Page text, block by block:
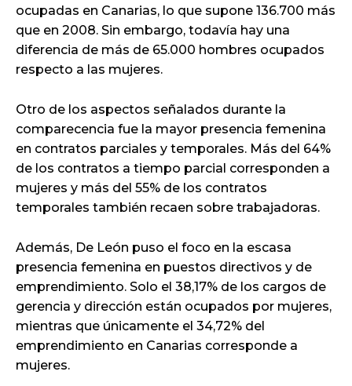
ocupadas en Canarias, lo que supone 136.700 más
que en 2008. Sin embargo, todavía hay una
diferencia de más de 65.000 hombres ocupados
respecto a las mujeres.
Otro de los aspectos señalados durante la
comparecencia fue la mayor presencia femenina
en contratos parciales y temporales. Más del 64%
de los contratos a tiempo parcial corresponden a
mujeres y más del 55% de los contratos
temporales también recaen sobre trabajadoras.
Además, De León puso el foco en la escasa
presencia femenina en puestos directivos y de
emprendimiento. Solo el 38,17% de los cargos de
gerencia y dirección están ocupados por mujeres,
mientras que únicamente el 34,72% del
emprendimiento en Canarias corresponde a
mujeres.